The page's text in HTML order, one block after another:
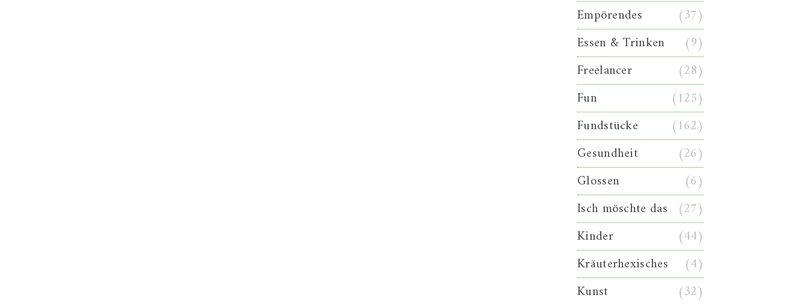
Empörendes
(37)
Essen & Trinken
(9)
Freelancer
(28)
Fun
(125)
Fundstücke
(162)
Gesundheit
(26)
Glossen
(6)
Isch möschte das (27)
Kinder
(44)
Kräuterhexisches
(4)
Kunst
(32)